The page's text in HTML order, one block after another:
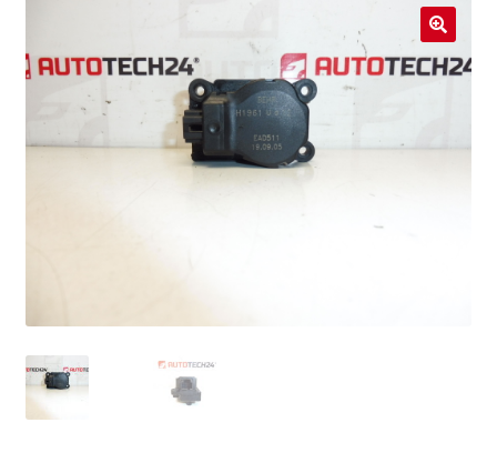
Mon compte
Paiements
Politique de confidentialité
Procédure de Réclamation
🔍